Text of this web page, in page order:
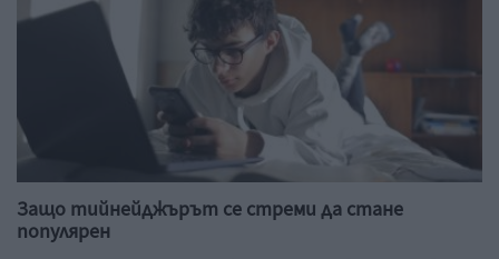
Защо тийнейджърът се стреми да стане
популярен